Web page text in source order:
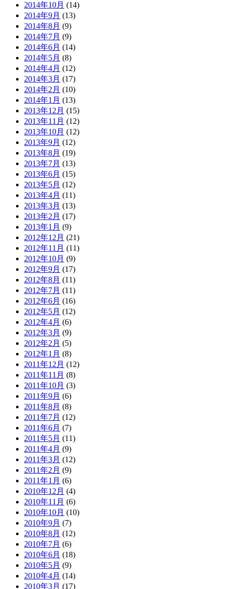
2014年10月 (14)
2014年9月 (13)
2014年8月 (9)
2014年7月 (9)
2014年6月 (14)
2014年5月 (8)
2014年4月 (12)
2014年3月 (17)
2014年2月 (10)
2014年1月 (13)
2013年12月 (15)
2013年11月 (12)
2013年10月 (12)
2013年9月 (12)
2013年8月 (19)
2013年7月 (13)
2013年6月 (15)
2013年5月 (12)
2013年4月 (11)
2013年3月 (13)
2013年2月 (17)
2013年1月 (9)
2012年12月 (21)
2012年11月 (11)
2012年10月 (9)
2012年9月 (17)
2012年8月 (11)
2012年7月 (11)
2012年6月 (16)
2012年5月 (12)
2012年4月 (6)
2012年3月 (9)
2012年2月 (5)
2012年1月 (8)
2011年12月 (12)
2011年11月 (8)
2011年10月 (3)
2011年9月 (6)
2011年8月 (8)
2011年7月 (12)
2011年6月 (7)
2011年5月 (11)
2011年4月 (9)
2011年3月 (12)
2011年2月 (9)
2011年1月 (6)
2010年12月 (4)
2010年11月 (6)
2010年10月 (10)
2010年9月 (7)
2010年8月 (12)
2010年7月 (6)
2010年6月 (18)
2010年5月 (9)
2010年4月 (14)
2010年3月 (17)